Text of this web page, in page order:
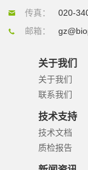
传真：
020-
邮箱：
关于我们
关于我们
联系我们
技术支持
技术文档
质检报告